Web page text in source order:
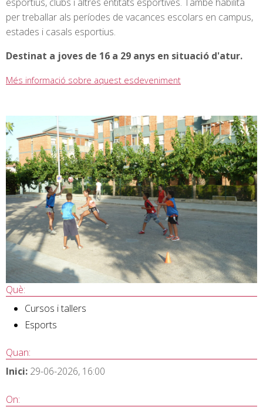
per treballar als períodes de vacances escolars en campus,
estades i casals esportius.
Destinat a joves de 16 a 29 anys en situació d'atur.
Més informació sobre aquest esdeveniment
Què:
Cursos i tallers
Esports
Quan:
Inici: 29-06-2026, 16:00
On: